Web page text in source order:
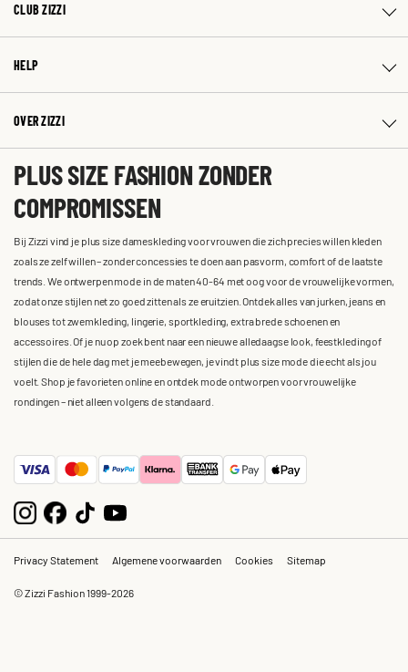
CLUB ZIZZI
HELP
OVER ZIZZI
PLUS SIZE FASHION ZONDER
COMPROMISSEN
Bij Zizzi vind je plus size dameskleding voor vrouwen die zich precies willen kleden
zoals ze zelf willen – zonder concessies te doen aan pasvorm, comfort of de laatste
trends. We ontwerpen mode in de maten 40-64 met oog voor de vrouwelijke vormen,
zodat onze stijlen net zo goed zitten als ze eruitzien. Ontdek alles van jurken, jeans en
blouses tot zwemkleding, lingerie, sportkleding, extra brede schoenen en
accessoires. Of je nu op zoek bent naar een nieuwe alledaagse look, feestkleding of
stijlen die de hele dag met je meebewegen, je vindt plus size mode die echt als jou
voelt. Shop je favorieten online en ontdek mode ontworpen voor vrouwelijke
rondingen – niet alleen volgens de standaard.
Privacy Statement Algemene voorwaarden Cookies Sitemap
© Zizzi Fashion 1999-2026